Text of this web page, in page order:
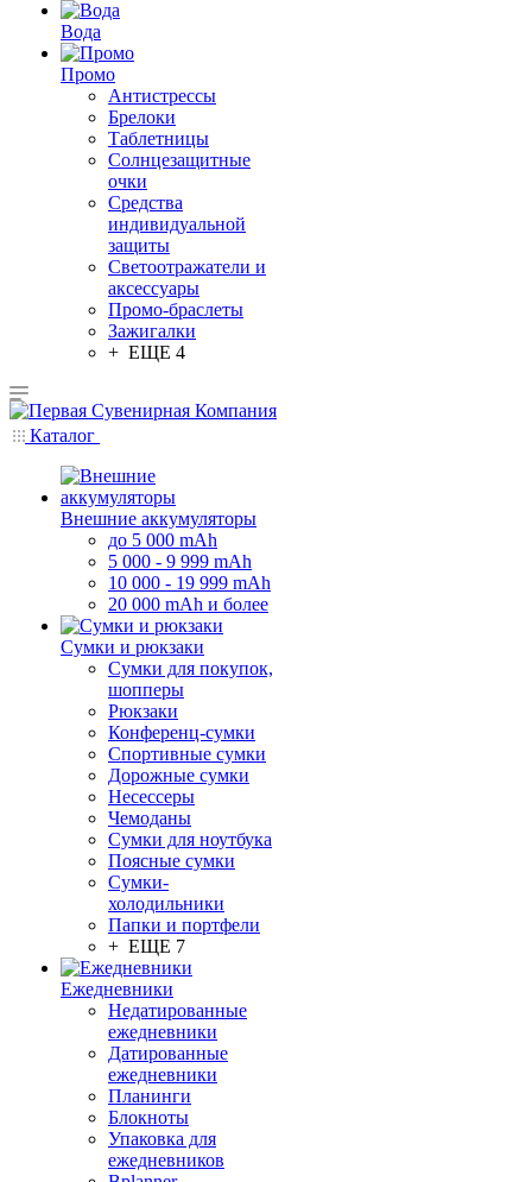
Вода
Промо
Антистрессы
Брелоки
Таблетницы
Солнцезащитные
очки
Средства
индивидуальной
защиты
Светоотражатели и
аксессуары
Промо-браслеты
Зажигалки
+ ЕЩЕ 4
Каталог
Внешние аккумуляторы
до 5 000 mAh
5 000 - 9 999 mAh
10 000 - 19 999 mAh
20 000 mAh и более
Сумки и рюкзаки
Сумки для покупок,
шопперы
Рюкзаки
Конференц-сумки
Спортивные сумки
Дорожные сумки
Несессеры
Чемоданы
Сумки для ноутбука
Поясные сумки
Сумки-
холодильники
Папки и портфели
+ ЕЩЕ 7
Ежедневники
Недатированные
ежедневники
Датированные
ежедневники
Планинги
Блокноты
Упаковка для
ежедневников